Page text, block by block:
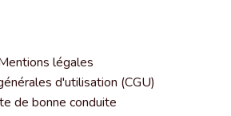
légales
d'utilisation (CGU)
de bonne conduite